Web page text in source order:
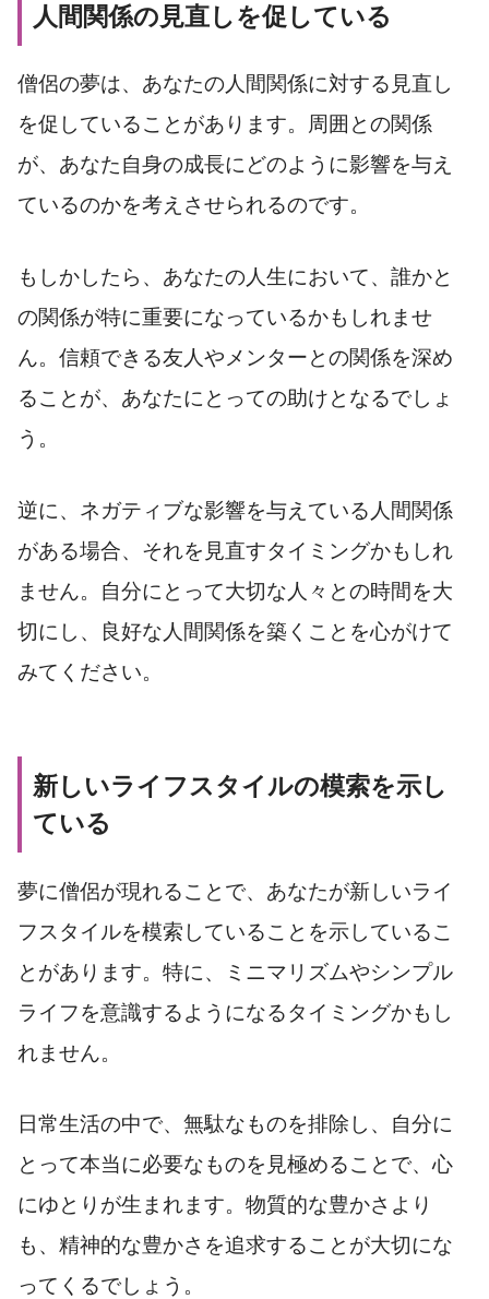
人間関係の見直しを促している
僧侶の夢は、あなたの人間関係に対する見直し
を促していることがあります。周囲との関係
が、あなた自身の成長にどのように影響を与え
ているのかを考えさせられるのです。
もしかしたら、あなたの人生において、誰かと
の関係が特に重要になっているかもしれませ
ん。信頼できる友人やメンターとの関係を深め
ることが、あなたにとっての助けとなるでしょ
う。
逆に、ネガティブな影響を与えている人間関係
がある場合、それを見直すタイミングかもしれ
ません。自分にとって大切な人々との時間を大
切にし、良好な人間関係を築くことを心がけて
みてください。
新しいライフスタイルの模索を示し
ている
夢に僧侶が現れることで、あなたが新しいライ
フスタイルを模索していることを示しているこ
とがあります。特に、ミニマリズムやシンプル
ライフを意識するようになるタイミングかもし
れません。
日常生活の中で、無駄なものを排除し、自分に
とって本当に必要なものを見極めることで、心
にゆとりが生まれます。物質的な豊かさより
も、精神的な豊かさを追求することが大切にな
ってくるでしょう。